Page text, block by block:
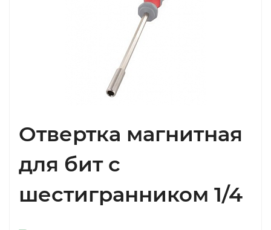
Отвертка магнитная
для бит с
шестигранником 1/4